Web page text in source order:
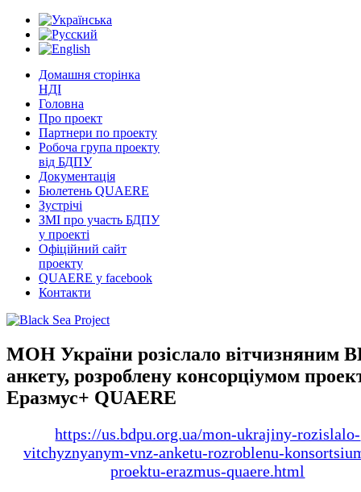
Домашня сторінка
НДІ
Головна
Про проект
Партнери по проекту
Робоча група проекту
від БДПУ
Документація
Бюлетень QUAERE
Зустрічі
ЗМІ про участь БДПУ
у проекті
Офіційний сайт
проекту
QUAERE у facebook
Контакти
МОН України розіслало вітчизняним
анкету, розроблену консорціумом
Еразмус+ QUAERE
https://us.bdpu.org.ua/mon-ukrajiny-rozislalo-
vitchyznyanym-vnz-anketu-rozroblenu-
proektu-erazmus-quaere.html